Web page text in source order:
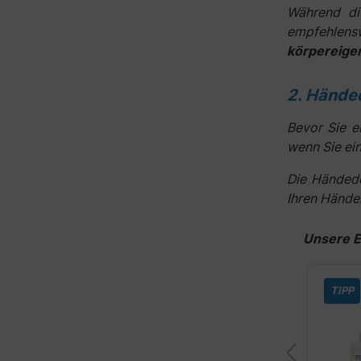
Während
2.
Bevor Sie
wenn Sie
Die
Ihren
Unsere
TIPP